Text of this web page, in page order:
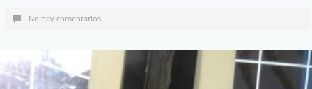
No hay comentarios